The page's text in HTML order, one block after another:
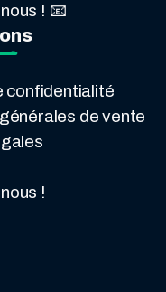
! 📧
confidentialité
de vente
!